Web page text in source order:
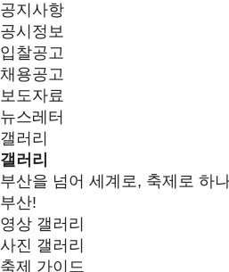
공지사항
공시정보
입찰공고
채용공고
보도자료
뉴스레터
갤러리
갤러리
부산을 넘어 세계로, 축제로 하
부산!
영상 갤러리
사진 갤러리
축제 가이드